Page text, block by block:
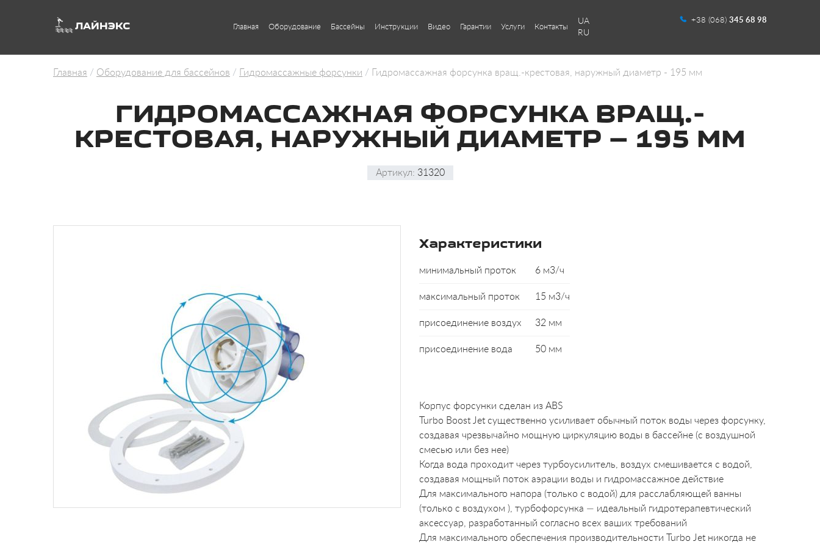
+38 (068) 345 68 98
ЛАЙНЭКС Главная Оборудование Бассейны Инструкции Видео Гарантии Услуги Контакты
RU
UA
Главная Оборудование для бассейнов Гидромассажные форсунки Гидромассажная форсунка вращ.-крестовая, наружный диаметр - 195 мм
ГИДРОМАССАЖНАЯ ФОРСУНКА ВРАЩ.-
КРЕСТОВАЯ, НАРУЖНЫЙ ДИАМЕТР — 195 ММ
Артикул: 31320
Характеристики
минимальный проток 6 м3/ч
максимальный проток 15 м3/ч
присоединение воздух 32 мм
присоединение вода 50 мм
Корпус форсунки сделан из ABS
Turbo Boost Jet существенно усиливает обычный поток воды через форсунку,
создавая чрезвычайно мощную циркуляцию воды в бассейне (с воздушной
смесью или без нее)
Когда вода проходит через турбоусилитель, воздух смешивается с водой,
создавая мощный поток аэрации воды и гидромассажное действие
Для максимального напора (только с водой) для расслабляющей ванны
(только с воздухом ), турбофорсунка — идеальный гидротерапевтический
аксессуар, разработанный согласно всех ваших требований
Для максимального обеспечения производительности Turbo Jet никогда не